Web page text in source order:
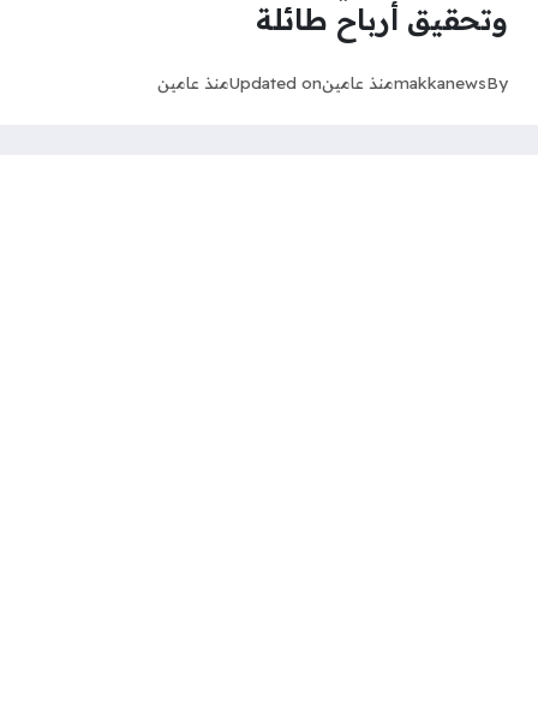
وتحقيق أرباح طائلة
By
makkanewsمنذ عامينUpdated onمنذ عامين